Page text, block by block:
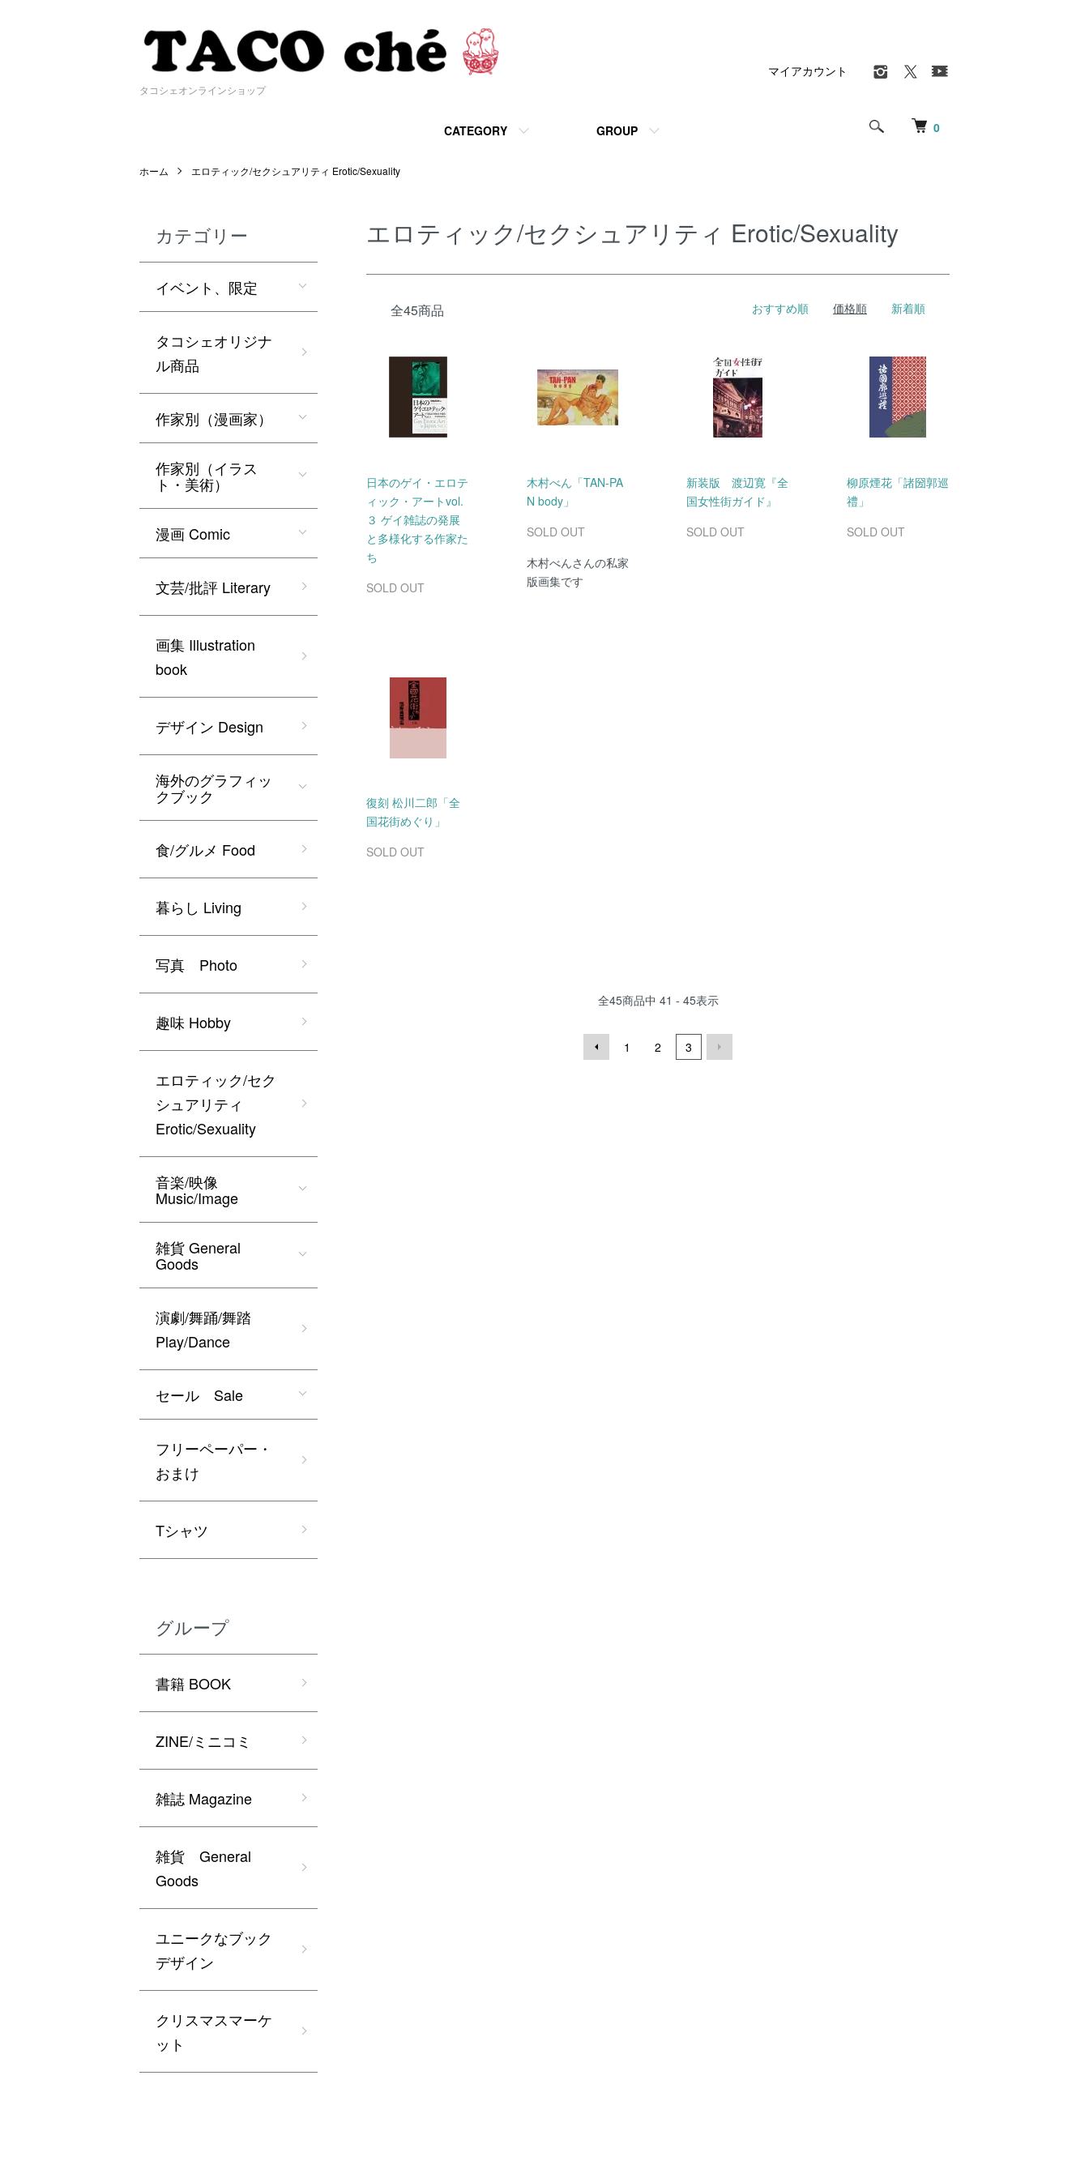
タコシェオンラインショップ
0
CATEGORY GROUP
マイアカウント
ホーム エロティック/セクシュアリティ Erotic/Sexuality
エロティック/セクシュアリティ Erotic/Sexuality
全45商品 おすすめ順 価格順 新着順
日本のゲイ・エロテ
ィック・アートvol.
３ ゲイ雑誌の発展
と多様化する作家た
ち
SOLD OUT
木村べん「TAN-PA
N body」
SOLD OUT
木村べんさんの私家
版画集です
新装版 渡辺寛『全
国女性街ガイド』
SOLD OUT
柳原煙花「諸圀郭巡
禮」
SOLD OUT
復刻 松川二郎「全
国花街めぐり」
SOLD OUT
全45商品中 41 - 45表示
1 2 3
カテゴリー
イベント、限定
タコシェオリジナ
ル商品
作家別（漫画家）
作家別（イラス
ト・美術）
漫画 Comic
文芸/批評 Literary
画集 Illustration
book
デザイン Design
海外のグラフィッ
クブック
食/グルメ Food
暮らし Living
写真 Photo
趣味 Hobby
エロティック/セク
シュアリティ
Erotic/Sexuality
音楽/映像
Music/Image
雑貨 General
Goods
演劇/舞踊/舞踏
Play/Dance
セール Sale
フリーペーパー・
おまけ
Tシャツ
グループ
書籍 BOOK
ZINE/ミニコミ
雑誌 Magazine
雑貨 General
Goods
ユニークなブック
デザイン
クリスマスマーケ
ット